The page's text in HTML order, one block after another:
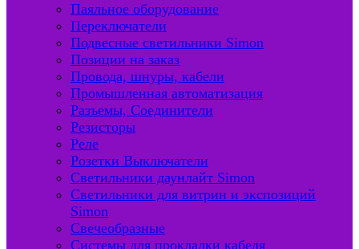
Паяльное оборудование
Переключатели
Подвесные светильники Simon
Позиции на заказ
Провода, шнуры, кабели
Промышленная автоматизация
Разъемы, Соединители
Резисторы
Реле
Розетки Выключатели
Светильники даунлайт Simon
Светильники для витрин и экспозиций
Simon
Свечеобразные
Системы для прокладки кабеля